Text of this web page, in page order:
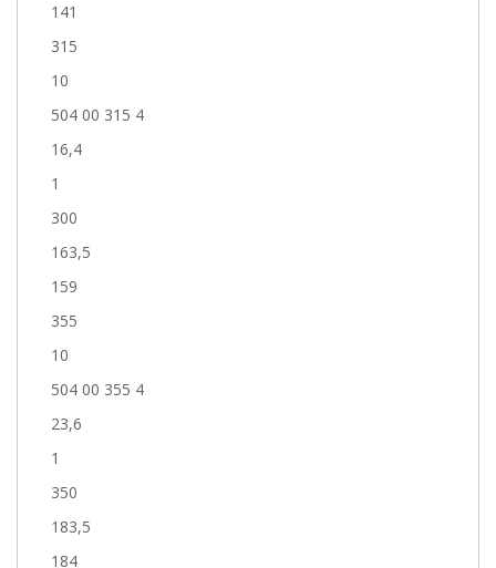
141
315
10
504 00 315 4
16,4
1
300
163,5
159
355
10
504 00 355 4
23,6
1
350
183,5
184